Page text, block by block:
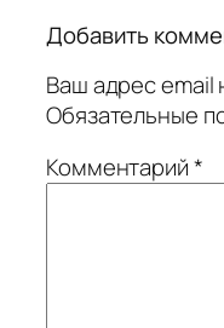
Добавить
Ваш адрес email
Обязательные
Комментарий*